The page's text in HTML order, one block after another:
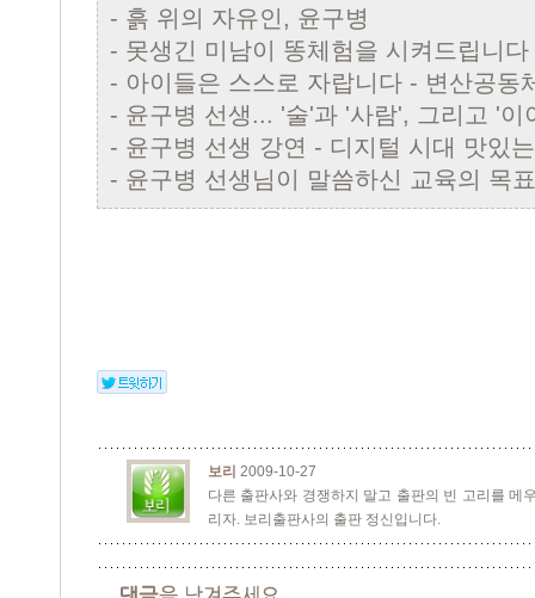
- 흙 위의 자유인, 윤구병
- 못생긴 미남이 똥체험을 시켜드립니다
- 아이들은 스스로 자랍니다 - 변산공동
- 윤구병 선생... '술'과 '사람', 그리고 '이
- 윤구병 선생 강연 - 디지털 시대 맛있
- 윤구병 선생님이 말씀하신 교육의 목표
보리 2009-10-27
다른 출판사와 경쟁하지 말고 출판의 빈 고리를 메
리자. 보리출판사의 출판 정신입니다.